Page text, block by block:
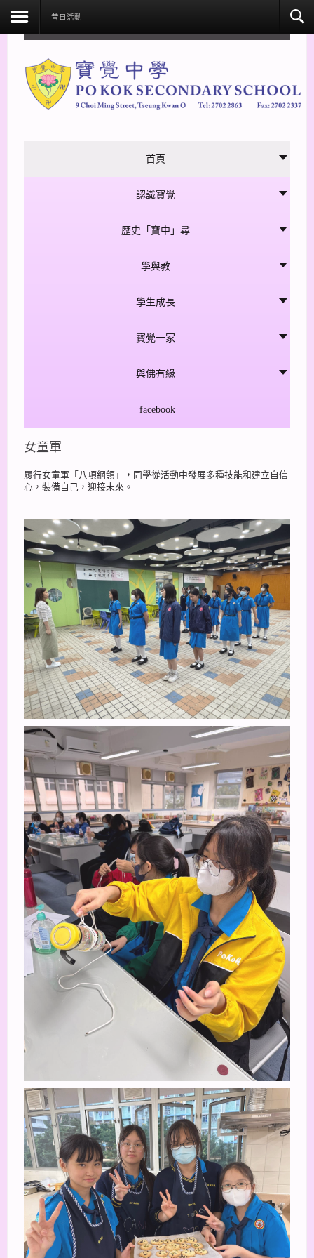
昔日活動
首頁
認識寶覺
歷史「寶中」尋
學與教
學生成長
寳覺一家
與佛有緣
facebook
女童軍
履行女童軍「八項綱領」，同學從活動中發展多種技能和建立自信
心，裝備自己，迎接未來。